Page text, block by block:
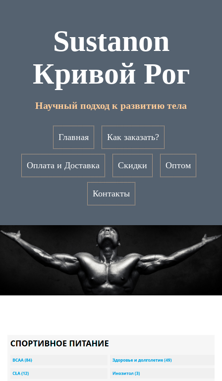
Sustanon
Кривой Рог
Научный подход к развитию тела
Главная Как заказать?
Оплата и Доставка Скидки Оптом
Контакты